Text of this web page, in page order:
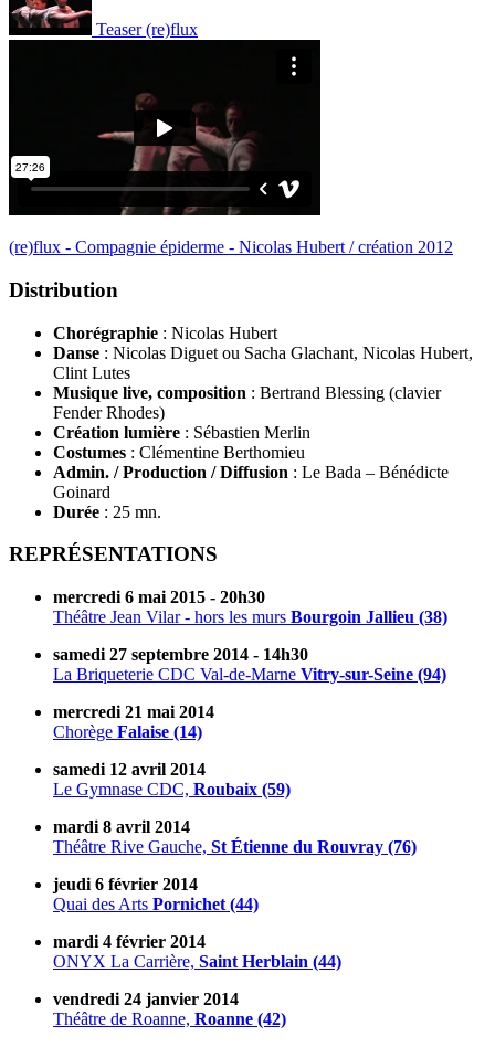
Teaser (re)flux
(re)flux - Compagnie épiderme - Nicolas Hubert / création 2012
Distribution
Chorégraphie : Nicolas Hubert
Danse : Nicolas Diguet ou Sacha Glachant, Nicolas Hubert,
Clint Lutes
Musique live, composition : Bertrand Blessing (clavier
Fender Rhodes)
Création lumière : Sébastien Merlin
Costumes : Clémentine Berthomieu
Admin. / Production / Diffusion : Le Bada – Bénédicte
Goinard
Durée : 25 mn.
REPRÉSENTATIONS
mercredi 6 mai 2015 - 20h30
Théâtre Jean Vilar - hors les murs Bourgoin Jallieu (38)
samedi 27 septembre 2014 - 14h30
La Briqueterie CDC Val-de-Marne Vitry-sur-Seine (94)
mercredi 21 mai 2014
Chorège Falaise (14)
samedi 12 avril 2014
Le Gymnase CDC, Roubaix (59)
mardi 8 avril 2014
Théâtre Rive Gauche, St Étienne du Rouvray (76)
jeudi 6 février 2014
Quai des Arts Pornichet (44)
mardi 4 février 2014
ONYX La Carrière, Saint Herblain (44)
vendredi 24 janvier 2014
Théâtre de Roanne, Roanne (42)